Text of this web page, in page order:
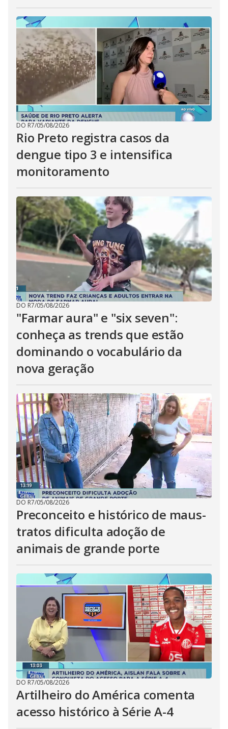
DO R7/05/08/2026
Rio Preto registra casos da
dengue tipo 3 e intensifica
monitoramento
DO R7/05/08/2026
"Farmar aura" e "six seven":
conheça as trends que estão
dominando o vocabulário da
nova geração
DO R7/05/08/2026
Preconceito e histórico de maus-
tratos dificulta adoção de
animais de grande porte
DO R7/05/08/2026
Artilheiro do América comenta
acesso histórico à Série A-4